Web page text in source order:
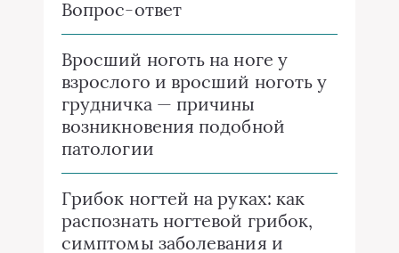
Вопрос-ответ
Вросший ноготь на ноге у
взрослого и вросший ноготь у
грудничка — причины
возникновения подобной
патологии
Грибок ногтей на руках: как
распознать ногтевой грибок,
симптомы заболевания и